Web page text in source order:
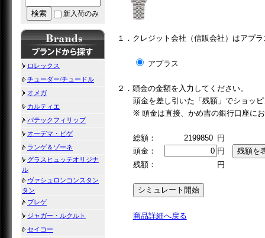
検索 新入荷のみ
ロレックス
チューダー/チュードル
オメガ
カルティエ
パテックフィリップ
オーデマ・ピゲ
ランゲ＆ゾーネ
グラスヒュッテオリジナ
ル
ヴァシュロンコンスタン
タン
ブレゲ
ジャガー・ルクルト
セイコー
１．クレジット会社（信販会社）はアプ
アプラス
２．頭金の金額を入力してください。
頭金を差し引いた「残額」でショッ
※ 頭金は直接、かめ吉の銀行口座に
総額： 2199850 円
頭金：
円
残額：
円
商品詳細へ戻る